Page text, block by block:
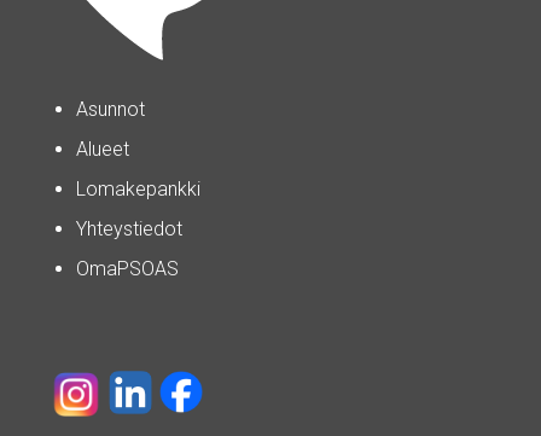
Asunnot
Alueet
Lomakepankki
Yhteystiedot
OmaPSOAS